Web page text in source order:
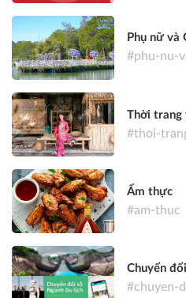
Phụ nữ và
#phu-nu-
Thời trang
#thoi-
Ẩm thực
#am-thuc
Chuyển
#chuyen-